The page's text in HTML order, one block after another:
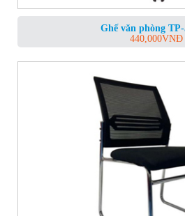
Ghế văn phòng TP-
440,000VNĐ